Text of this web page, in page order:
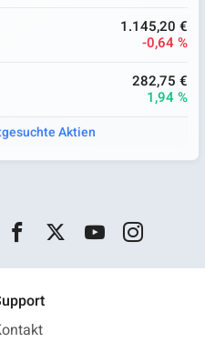
1.145,20 €
-0,64 %
282,75 €
1,94 %
Aktien